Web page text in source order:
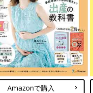
Amazonで購入